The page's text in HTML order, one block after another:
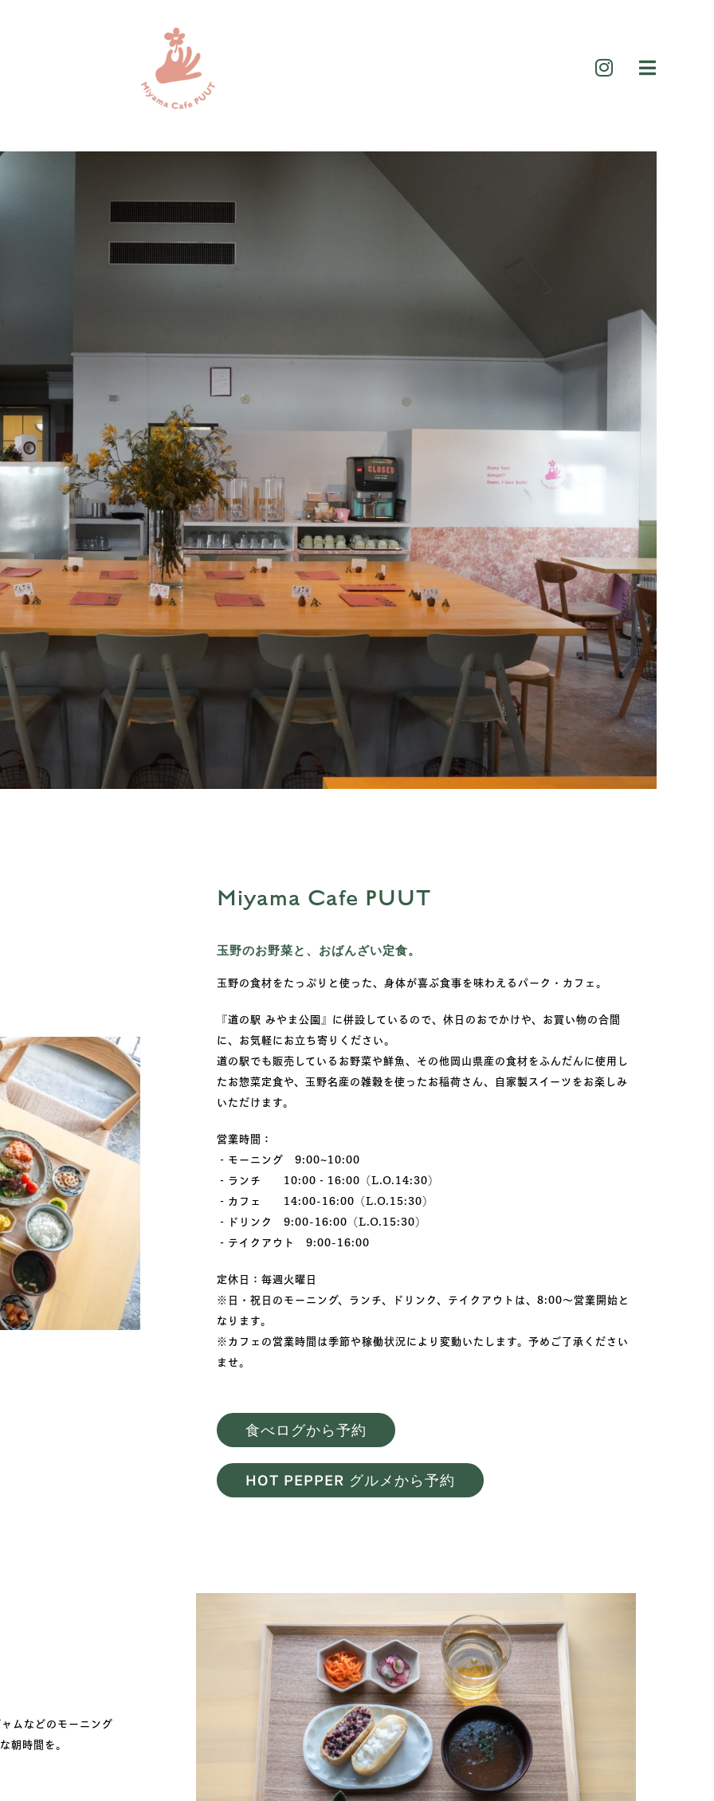
Miyama Cafe PUUT
玉野のお野菜と、おばんざい定食。
玉野の食材をたっぷりと使った、身体が喜ぶ食事を味わえるパーク・カフェ。
『道の駅 みやま公園』に併設しているので、休日のおでかけや、お買い物の合間
に、お気軽にお立ち寄りください。
道の駅でも販売しているお野菜や鮮魚、その他岡山県産の食材をふんだんに使用し
たお惣菜定食や、玉野名産の雑穀を使ったお稲荷さん、自家製スイーツをお楽しみ
いただけます。
営業時間：
‐モーニング 9:00~10:00
‐ランチ 10:00‐16:00（L.O.14:30）
‐カフェ 14:00-16:00（L.O.15:30）
‐ドリンク 9:00-16:00（L.O.15:30）
‐テイクアウト 9:00-16:00
定休日：毎週火曜日
※日・祝日のモーニング、ランチ、ドリンク、テイクアウトは、8:00～営業開始と
なります。
※カフェの営業時間は季節や稼働状況により変動いたします。予めご了承ください
ませ。
食べログから予約
HOT PEPPER グルメから予約
ムなどのモーニング
朝時間を。